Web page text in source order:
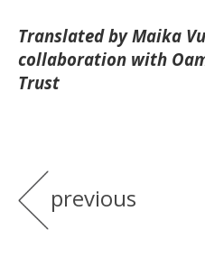
Translated by Maika
collaboration with
Trust
previous